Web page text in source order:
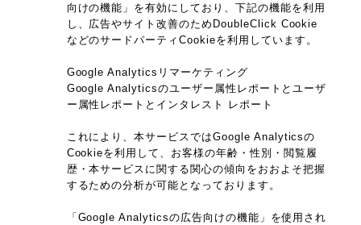
向けの機能」を有効にしており、下記の機能を利用
し、広告やサイト改善のためDoubleClick Cookie
などのサードパーティCookieを利用しています。
Google Analyticsリマーケティング
Google Analyticsのユーザー属性レポートとユーザ
ー属性レポートとインタレスト レポート
これにより、本サービスではGoogle Analyticsの
Cookieを利用して、お客様の年齢・性別・閲覧履
歴・本サービスに関する関心の傾向をおおよそ把握
するための分析が可能となっております。
「Google Analyticsの広告向けの機能」を使用され